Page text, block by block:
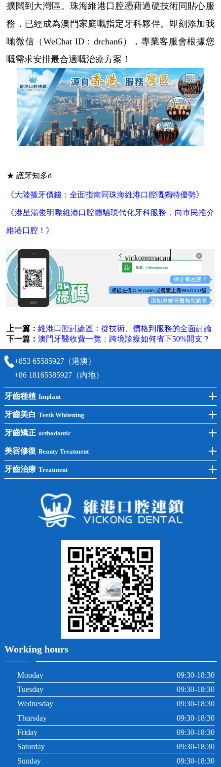
擴闊到大灣區。珠海維港口腔憑藉過硬技術同貼心服
務，已經成為澳門家庭嘅指定牙科夥伴。即刻添加我
哋微信（WeChat ID：drchan6），專業客服會根據您
嘅需求安排最合適嘅治療方案！
★ 護牙知多d
《大陸箍牙價錢：全面指南同珠海維港口腔嘅獨特優勢》
《港星湯俊明嚟維港口腔體驗現代化牙科服務，向市民推介
維港口腔！》
vickongmacau
上一篇：維港口腔討論區：從技術、價格到服務的全面討論
下一篇：澳門牙醫收費一覽：跨境診療如何省下50%開支？
+853 65585927（港澳）
+86 18165585927（內地）
牙齒種植 Implant
前牙種植
後牙種植
單顆種植
半口種植
全口種植
牙齒美白 Teeth Whitening
冷光美白
洗牙
黃黑牙
常見問題
牙齒矯正 orthodontic
牙齒矯正
兒童矯正
牙列不齊
美容修復 Beauty Treatment
全瓷牙
牙齒治療 Treatment
牙齦出血
Working hours
Monday
09:30-18:30
Tuesday
09:30-18:30
Wednesday
09:30-18:30
Thursday
09:30-18:30
Friday
09:30-18:30
Saturday
09:30-18:30
Sunday
09:30-18:30